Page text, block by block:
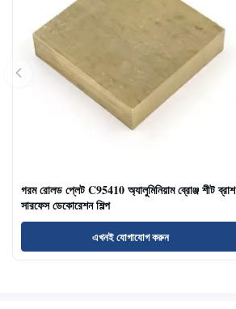
গরম রোলড প্লেট C95410 অ্যালুমিনিয়াম ব্রোঞ্জ শীট ব্রাশ
সারফেস ডেকোরেশন শিল্প
এখনই যোগাযোগ করুন